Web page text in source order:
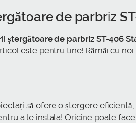
de parbriz
ștergătoare de parbriz ST-406
este pentru tine! Rămâi cu
să ofere o ștergere
a le instala! Oricine poate face